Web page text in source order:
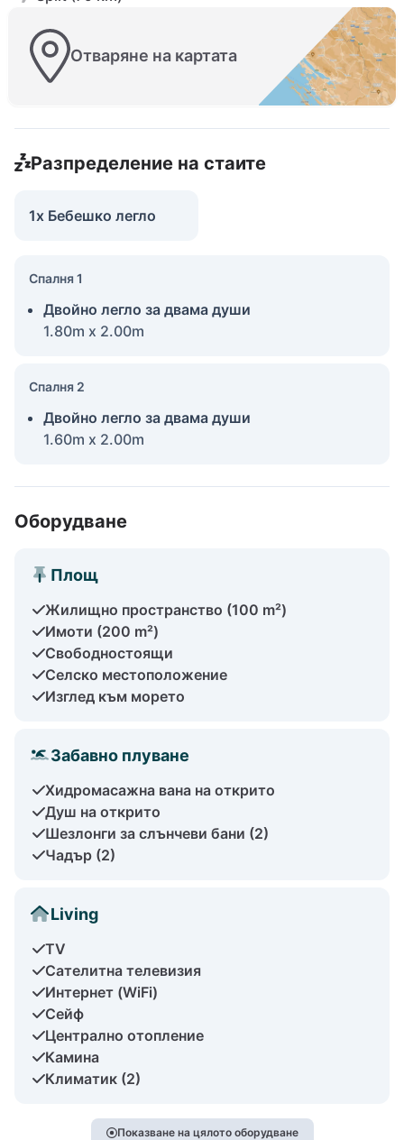
Отваряне на картата
Разпределение на стаите
1x Бебешко легло
Спалня 1
Двойно легло за двама души
1.80m x 2.00m
Спалня 2
Двойно легло за двама души
1.60m x 2.00m
Оборудване
Площ
Жилищно пространство (100 m²)
Имоти (200 m²)
Свободностоящи
Селско местоположение
Изглед към морето
Забавно плуване
Хидромасажна вана на открито
Душ на открито
Шезлонги за слънчеви бани (2)
Чадър (2)
Living
TV
Сателитна телевизия
Интернет (WiFi)
Сейф
Централно отопление
Камина
Климатик (2)
Показване на цялото оборудване